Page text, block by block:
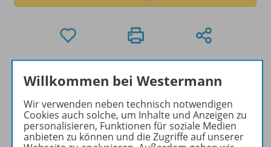
Bei Bezahlung über Paypal und Kreditkarte können
keine Sonderkonditionen gewährt werden.
Sie haben ein passendesSpar-Paket?
Um den für Sie gültigen Preis zu sehen,melden Sie
sich bitte an.
Willkommen bei Westermann
Wir verwenden neben technisch notwendigen
Cookies auch solche, um Inhalte und Anzeigen zu
personalisieren, Funktionen für soziale Medien
anbieten zu können und die Zugriffe auf unserer